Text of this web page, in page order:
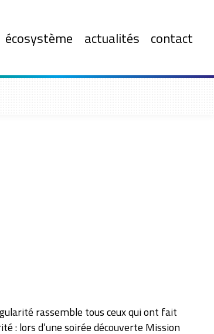
écosystème actualités contact
rassemble tous ceux qui ont fait
: lors d’une soirée découverte Mission